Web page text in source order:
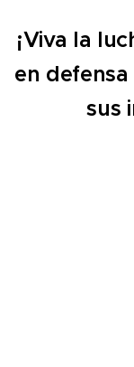
¡Viva la
en
sus